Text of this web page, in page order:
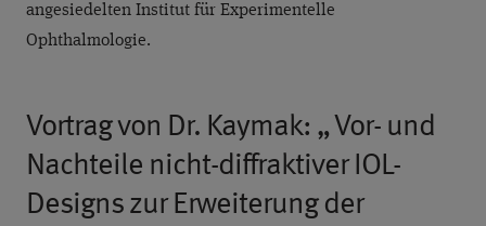
angesiedelten Institut für Experimentelle
Ophthalmologie.
Vortrag von Dr. Kaymak: „ Vor- und
Nachteile nicht-diffraktiver IOL-
Designs zur Erweiterung der